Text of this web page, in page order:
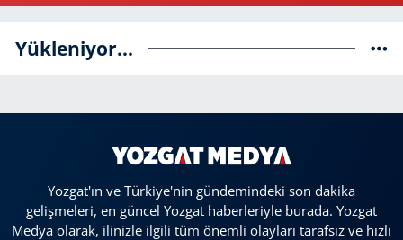
Yükleniyor...
Yozgat'ın ve Türkiye'nin gündemindeki son dakika
gelişmeleri, en güncel Yozgat haberleriyle burada. Yozgat
Medya olarak, ilinizle ilgili tüm önemli olayları tarafsız ve hızlı